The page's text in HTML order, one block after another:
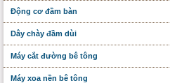
Động cơ đầm bàn
Dây chày đầm dùi
Máy cắt đường bê tông
Máy xoa nền bê tông